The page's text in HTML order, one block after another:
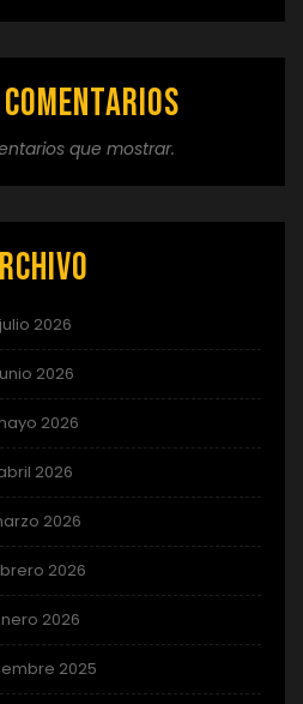
que mostrar.
julio 2026
2026
2026
2026
2026
2026
2026
2025